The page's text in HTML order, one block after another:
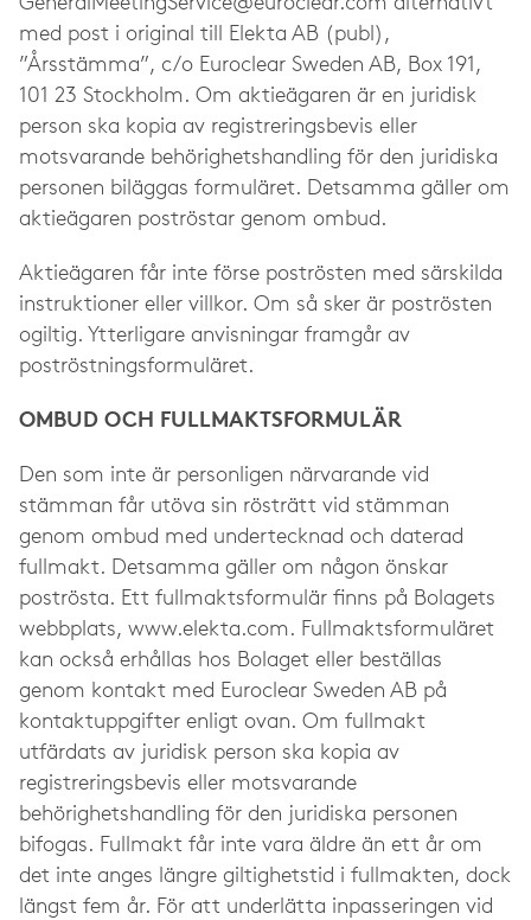
med post i original till Elekta AB (publ),
”Årsstämma”, c/o Euroclear Sweden AB, Box 191,
101 23 Stockholm. Om aktieägaren är en juridisk
person ska kopia av registreringsbevis eller
motsvarande behörighetshandling för den juridiska
personen biläggas formuläret. Detsamma gäller om
aktieägaren poströstar genom ombud.
Aktieägaren får inte förse poströsten med särskilda
instruktioner eller villkor. Om så sker är poströsten
ogiltig. Ytterligare anvisningar framgår av
poströstningsformuläret.
OMBUD OCH FULLMAKTSFORMULÄR
Den som inte är personligen närvarande vid
stämman får utöva sin rösträtt vid stämman
genom ombud med undertecknad och daterad
fullmakt. Detsamma gäller om någon önskar
poströsta. Ett fullmaktsformulär finns på Bolagets
webbplats, www.elekta.com. Fullmaktsformuläret
kan också erhållas hos Bolaget eller beställas
genom kontakt med Euroclear Sweden AB på
kontaktuppgifter enligt ovan. Om fullmakt
utfärdats av juridisk person ska kopia av
registreringsbevis eller motsvarande
behörighetshandling för den juridiska personen
bifogas. Fullmakt får inte vara äldre än ett år om
det inte anges längre giltighetstid i fullmakten, dock
längst fem år. För att underlätta inpasseringen vid